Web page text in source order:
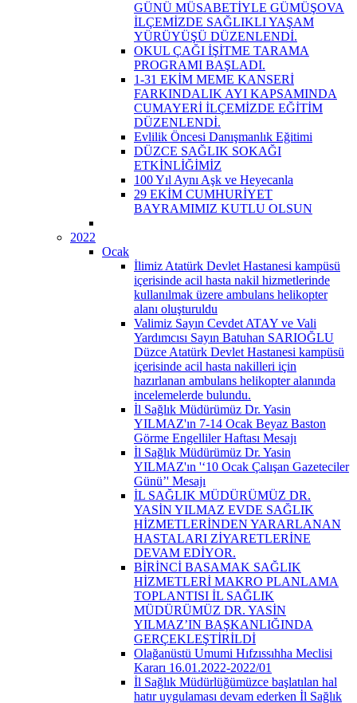
GÜNÜ MÜSABETİYLE GÜMÜŞOVA
İLÇEMİZDE SAĞLIKLI YAŞAM
YÜRÜYÜŞÜ DÜZENLENDİ.
OKUL ÇAĞI İŞİTME TARAMA
PROGRAMI BAŞLADI.
1-31 EKİM MEME KANSERİ
FARKINDALIK AYI KAPSAMINDA
CUMAYERİ İLÇEMİZDE EĞİTİM
DÜZENLENDİ.
Evlilik Öncesi Danışmanlık Eğitimi
DÜZCE SAĞLIK SOKAĞI
ETKİNLİĞİMİZ
100 Yıl Aynı Aşk ve Heyecanla
29 EKİM CUMHURİYET
BAYRAMIMIZ KUTLU OLSUN
2022
Ocak
İlimiz Atatürk Devlet Hastanesi kampüsü
içerisinde acil hasta nakil hizmetlerinde
kullanılmak üzere ambulans helikopter
alanı oluşturuldu
Valimiz Sayın Cevdet ATAY ve Vali
Yardımcısı Sayın Batuhan SARIOĞLU
Düzce Atatürk Devlet Hastanesi kampüsü
içerisinde acil hasta nakilleri için
hazırlanan ambulans helikopter alanında
incelemelerde bulundu.
İl Sağlık Müdürümüz Dr. Yasin
YILMAZ'ın 7-14 Ocak Beyaz Baston
Görme Engelliler Haftası Mesajı
İl Sağlık Müdürümüz Dr. Yasin
YILMAZ'ın '‘10 Ocak Çalışan Gazeteciler
Günü’' Mesajı
İL SAĞLIK MÜDÜRÜMÜZ DR.
YASİN YILMAZ EVDE SAĞLIK
HİZMETLERİNDEN YARARLANAN
HASTALARI ZİYARETLERİNE
DEVAM EDİYOR.
BİRİNCİ BASAMAK SAĞLIK
HİZMETLERİ MAKRO PLANLAMA
TOPLANTISI İL SAĞLIK
MÜDÜRÜMÜZ DR. YASİN
YILMAZ’IN BAŞKANLIĞINDA
GERÇEKLEŞTİRİLDİ
Olağanüstü Umumi Hıfzıssıhha Meclisi
Kararı 16.01.2022-2022/01
İl Sağlık Müdürlüğümüzce başlatılan hal
hatır uygulaması devam ederken İl Sağlık